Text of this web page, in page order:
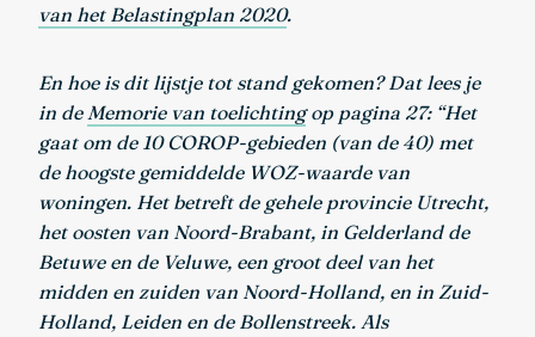
van het Belastingplan 2020.
En hoe is dit lijstje tot stand gekomen? Dat lees je
in de Memorie van toelichtingop pagina 27: “Het
gaat om de 10 COROP-gebieden (van de 40) met
de hoogste gemiddelde WOZ-waarde van
woningen. Het betreft de gehele provincie Utrecht,
het oosten van Noord-Brabant, in Gelderland de
Betuwe en de Veluwe, een groot deel van het
midden en zuiden van Noord-Holland, en in Zuid-
Holland, Leiden en de Bollenstreek. Als